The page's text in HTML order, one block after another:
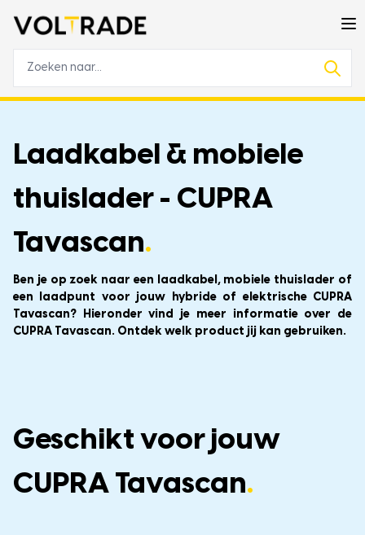
Laadkabel & mobiele
thuislader - CUPRA
Tavascan.
Ben je op zoek naar een laadkabel, mobiele thuislader of
een laadpunt voor jouw hybride of elektrische CUPRA
Tavascan? Hieronder vind je meer informatie over de
CUPRA Tavascan. Ontdek welk product jij kan gebruiken.
Geschikt voor jouw
CUPRA Tavascan.